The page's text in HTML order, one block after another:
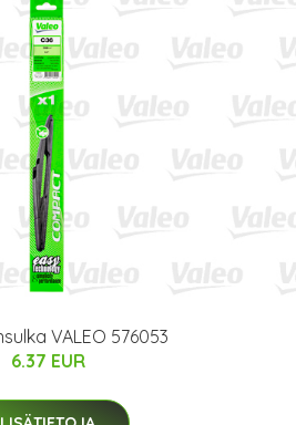
VALEO 576053
6.37 EUR